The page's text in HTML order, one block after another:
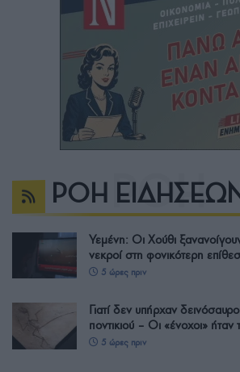
ΡΟΗ
Υεμένη: Οι Χούθι
νεκροί στη φονικότερη
5 ώρες πριν
Γιατί δεν υπήρχαν
ποντικιού – Οι «ένοχοι» ήταν
5 ώρες πριν